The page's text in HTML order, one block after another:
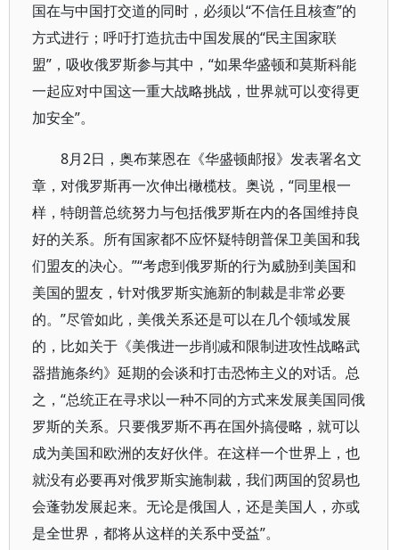
国在与中国打交道的同时，必须以“不信任且核查”的
方式进行；呼吁打造抗击中国发展的“民主国家联
盟”，吸收俄罗斯参与其中，“如果华盛顿和莫斯科能
一起应对中国这一重大战略挑战，世界就可以变得更
加安全”。
8月2日，奥布莱恩在《华盛顿邮报》发表署名文
章，对俄罗斯再一次伸出橄榄枝。奥说，“同里根一
样，特朗普总统努力与包括俄罗斯在内的各国维持良
好的关系。所有国家都不应怀疑特朗普保卫美国和我
们盟友的决心。”“考虑到俄罗斯的行为威胁到美国和
美国的盟友，针对俄罗斯实施新的制裁是非常必要
的。”尽管如此，美俄关系还是可以在几个领域发展
的，比如关于《美俄进一步削减和限制进攻性战略武
器措施条约》延期的会谈和打击恐怖主义的对话。总
之，“总统正在寻求以一种不同的方式来发展美国同俄
罗斯的关系。只要俄罗斯不再在国外搞侵略，就可以
成为美国和欧洲的友好伙伴。在这样一个世界上，也
就没有必要再对俄罗斯实施制裁，我们两国的贸易也
会蓬勃发展起来。无论是俄国人，还是美国人，亦或
是全世界，都将从这样的关系中受益”。